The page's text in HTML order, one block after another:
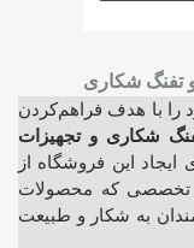
و تفنگ شکاری
خود را با هدف فراهم‌کردن
شکاری و تجهیزات
ایجاد این فروشگاه از
تخصصی که محصولات
به شکار و طبیعت